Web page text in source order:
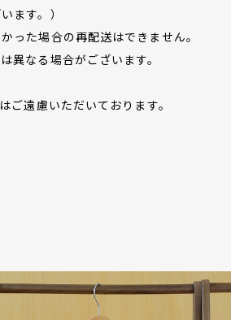
ます。）
った場合の再配送はできません。
異なる場合がございます。
ご遠慮いただいております。